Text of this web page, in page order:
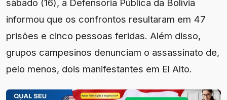
sábado (16), a Defensoria Pública da Bolívia
informou que os confrontos resultaram em 47
prisões e cinco pessoas feridas. Além disso,
grupos campesinos denunciam o assassinato de,
pelo menos, dois manifestantes em El Alto.